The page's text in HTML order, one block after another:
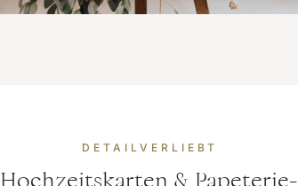
DETAILVERLIEBT